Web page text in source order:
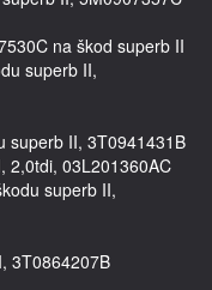
na škod superb II
superb II,
superb II, 3T0941431B
2,0tdi, 03L201360AC
superb II,
3T0864207B